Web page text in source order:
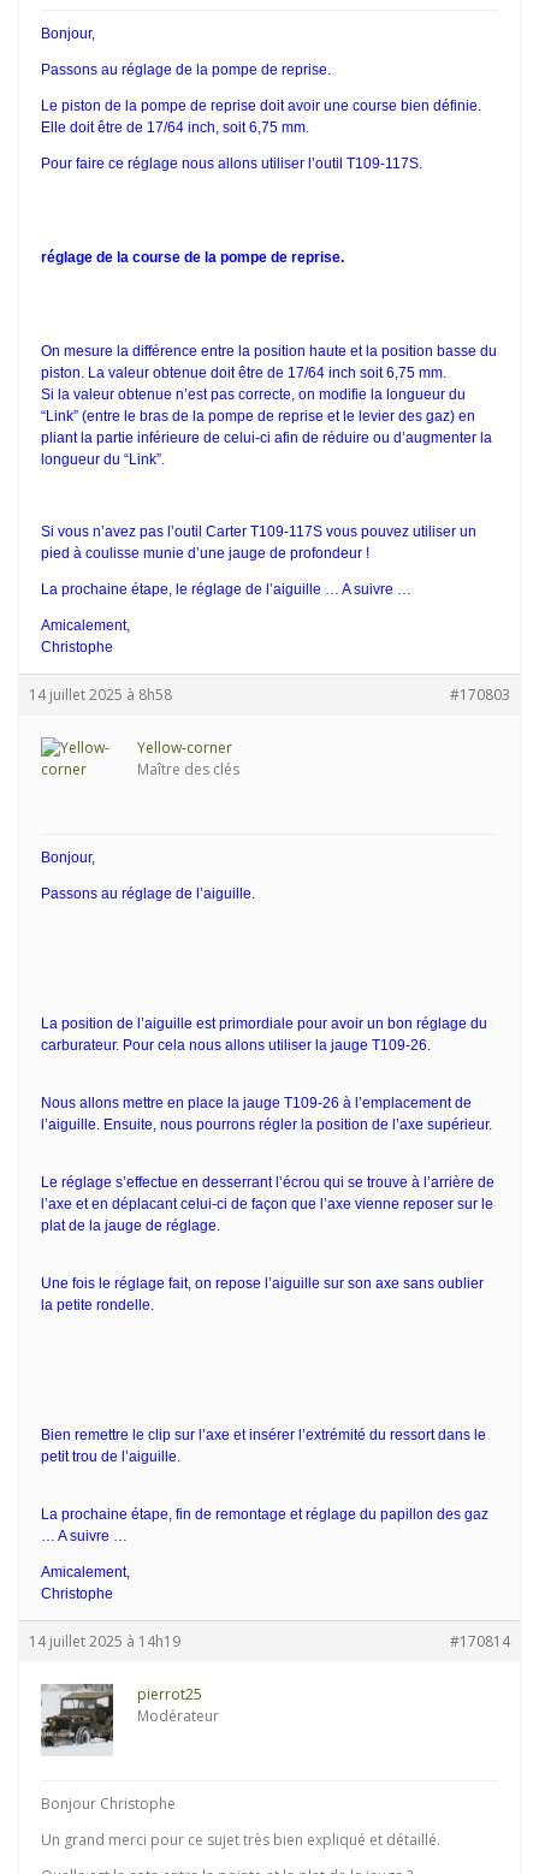
Bonjour,
Passons au réglage de la pompe de reprise.
Le piston de la pompe de reprise doit avoir une course bien définie.
Elle doit être de 17/64 inch, soit 6,75 mm.
Pour faire ce réglage nous allons utiliser l’outil T109-117S.
réglage de la course de la pompe de reprise.
On mesure la différence entre la position haute et la position basse du
piston. La valeur obtenue doit être de 17/64 inch soit 6,75 mm.
Si la valeur obtenue n’est pas correcte, on modifie la longueur du
“Link” (entre le bras de la pompe de reprise et le levier des gaz) en
pliant la partie inférieure de celui-ci afin de réduire ou d’augmenter la
longueur du “Link”.
Si vous n’avez pas l’outil Carter T109-117S vous pouvez utiliser un
pied à coulisse munie d’une jauge de profondeur !
La prochaine étape, le réglage de l’aiguille … A suivre …
Amicalement,
Christophe
14 juillet 2025 à 8h58 #170803
Yellow-corner
Maître des clés
Bonjour,
Passons au réglage de l’aiguille.
La position de l’aiguille est primordiale pour avoir un bon réglage du
carburateur. Pour cela nous allons utiliser la jauge T109-26.
Nous allons mettre en place la jauge T109-26 à l’emplacement de
l’aiguille. Ensuite, nous pourrons régler la position de l’axe supérieur.
Le réglage s’effectue en desserrant l’écrou qui se trouve à l’arrière de
l’axe et en déplacant celui-ci de façon que l’axe vienne reposer sur le
plat de la jauge de réglage.
Une fois le réglage fait, on repose l’aiguille sur son axe sans oublier
la petite rondelle.
Bien remettre le clip sur l’axe et insérer l’extrémité du ressort dans le
petit trou de l’aiguille.
La prochaine étape, fin de remontage et réglage du papillon des gaz
… A suivre …
Amicalement,
Christophe
14 juillet 2025 à 14h19 #170814
pierrot25
Modérateur
Bonjour Christophe
Un grand merci pour ce sujet très bien expliqué et détaillé.